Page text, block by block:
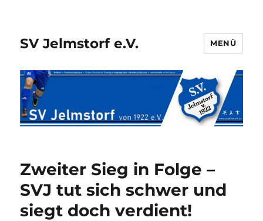
SV Jelmstorf e.V. MENÜ
Zweiter Sieg in Folge –
SVJ tut sich schwer und
siegt doch verdient!